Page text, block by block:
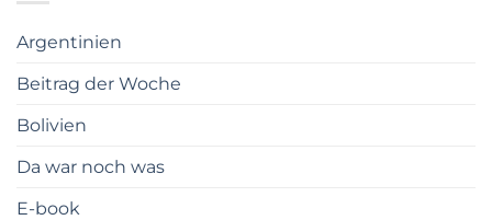
Argentinien
Beitrag der Woche
Bolivien
Da war noch was
E-book